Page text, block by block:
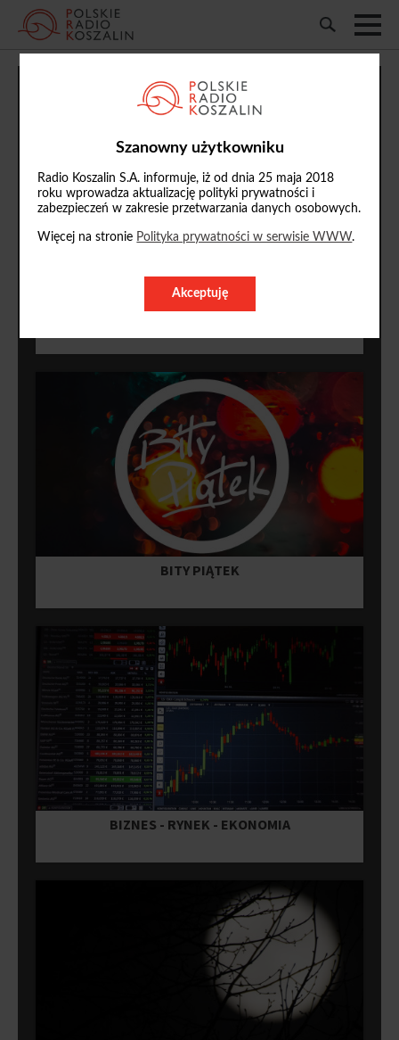
Szanowny użytkowniku
Radio Koszalin S.A. informuje, iż od dnia 25 maja 2018
roku wprowadza aktualizację polityki prywatności i
zabezpieczeń w zakresie przetwarzania danych osobowych.
Więcej na stronie Polityka prywatności w serwisie WWW.
Akceptuję
ARTYMIA
BITY PIĄTEK
BIZNES - RYNEK - EKONOMIA